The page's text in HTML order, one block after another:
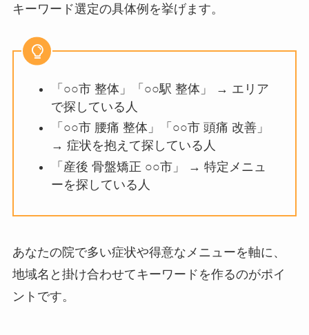
キーワード選定の具体例を挙げます。
「○○市 整体」「○○駅 整体」 → エリア
で探している人
「○○市 腰痛 整体」「○○市 頭痛 改善」
→ 症状を抱えて探している人
「産後 骨盤矯正 ○○市」 → 特定メニュ
ーを探している人
あなたの院で多い症状や得意なメニューを軸に、
地域名と掛け合わせてキーワードを作るのがポイ
ントです。